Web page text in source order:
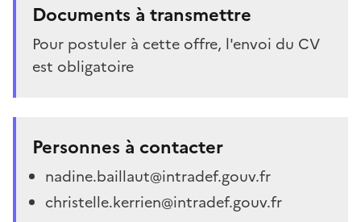
Documents à transmettre
Pour postuler à cette offre, l'envoi du CV
est obligatoire
Personnes à contacter
nadine.baillaut@intradef.gouv.fr
christelle.kerrien@intradef.gouv.fr